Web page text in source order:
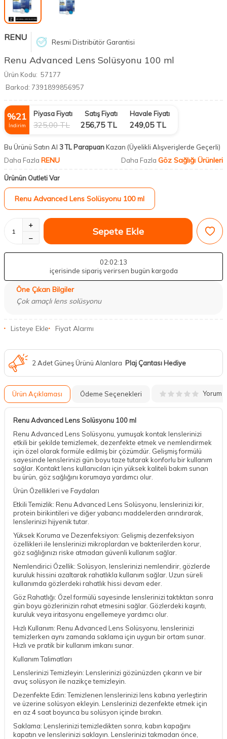
RENU Resmi Distribütör Garantisi
Renu Advanced Lens Solüsyonu 100 ml
Ürün Kodu: 57177
Barkod: 7391899856957
%21
İndirim
Piyasa Fiyatı
325,00TL
Satış Fiyatı
256,75TL
Havale Fiyatı
249,05TL
Bu Ürünü Satın Al 3 TL ParapuanKazan (Üyelikli Alışverişlerde Geçerli)
Daha Fazla RENU Daha Fazla Göz Sağlığı Ürünleri
Ürünün Outleti Var
Renu Advanced Lens Solüsyonu 100 ml
Sepete Ekle
02:02:12
içerisinde sipariş verirsen bugün kargoda
Öne Çıkan Bilgiler
Çok amaçlı lens solüsyonu
Listeye Ekle Fiyat Alarmı
2 Adet Güneş Ürünü Alanlara Plaj Çantası Hediye
Ürün Açıklaması Ödeme Seçenekleri Yorum
Renu Advanced Lens Solüsyonu 100 ml
Renu Advanced Lens Solüsyonu, yumuşak kontak lenslerinizi
etkili bir şekilde temizlemek, dezenfekte etmek ve nemlendirmek
için özel olarak formüle edilmiş bir çözümdür. Gelişmiş formülü
sayesinde lenslerinizi gün boyu taze tutarak konforlu bir kullanım
sağlar. Kontakt lens kullanıcıları için yüksek kaliteli bakım sunan
bu ürün, göz sağlığını korumaya yardımcı olur.
Ürün Özellikleri ve Faydaları
Etkili Temizlik: Renu Advanced Lens Solüsyonu, lenslerinizi kir,
protein birikintileri ve diğer yabancı maddelerden arındırarak,
lenslerinizi hijyenik tutar.
Yüksek Koruma ve Dezenfeksiyon: Gelişmiş dezenfeksiyon
özellikleri ile lenslerinizi mikroplardan ve bakterilerden korur,
göz sağlığınızı riske atmadan güvenli kullanım sağlar.
Nemlendirici Özellik: Solüsyon, lenslerinizi nemlendirir, gözlerde
kuruluk hissini azaltarak rahatlıkla kullanım sağlar. Uzun süreli
kullanımda gözlerdeki rahatlık hissi devam eder.
Göz Rahatlığı: Özel formülü sayesinde lenslerinizi taktıktan sonra
gün boyu gözlerinizin rahat etmesini sağlar. Gözlerdeki kaşıntı,
kuruluk veya iritasyonu engellemeye yardımcı olur.
Hızlı Kullanım: Renu Advanced Lens Solüsyonu, lenslerinizi
temizlerken aynı zamanda saklama için uygun bir ortam sunar.
Hızlı ve pratik bir kullanım imkanı sunar.
Kullanım Talimatları
Lenslerinizi Temizleyin: Lenslerinizi gözünüzden çıkarın ve bir
avuç solüsyon ile nazikçe temizleyin.
Dezenfekte Edin: Temizlenen lenslerinizi lens kabına yerleştirin
ve üzerine solüsyon ekleyin. Lenslerinizi dezenfekte etmek için
en az 4 saat boyunca bu solüsyon içinde bırakın.
Saklama: Lenslerinizi temizledikten sonra, kabın kapağını
kapatın ve lenslerinizi saklayın. Lenslerinizi takmadan önce,